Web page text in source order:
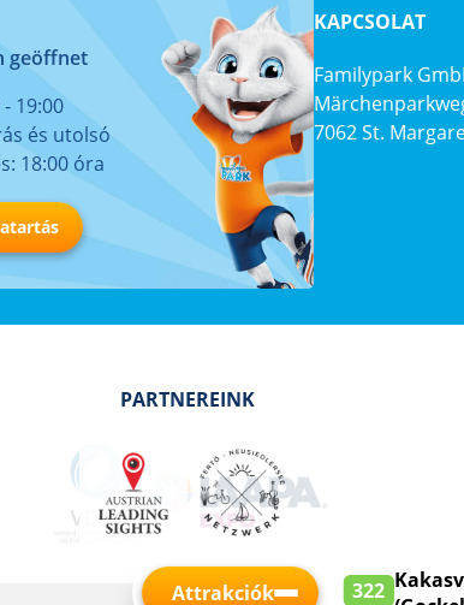
Attrakciók 322
geöffnet
19:00
és utolsó
18:00 óra
KAPCSOLAT
Familypark
7062 St.
PARTNEREINK